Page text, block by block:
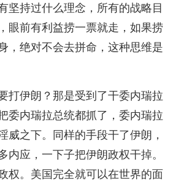
坚持过什么理念，所有的战略目
眼前有利益捞一票就走，如果捞
，绝对不会去拼命，这种思维是
打伊朗？那是受到了干委内瑞拉
委内瑞拉总统都抓了，委内瑞拉
威之下。同样的手段干了伊朗，
内应，一下子把伊朗政权干掉。
权。美国完全就可以在世界的面